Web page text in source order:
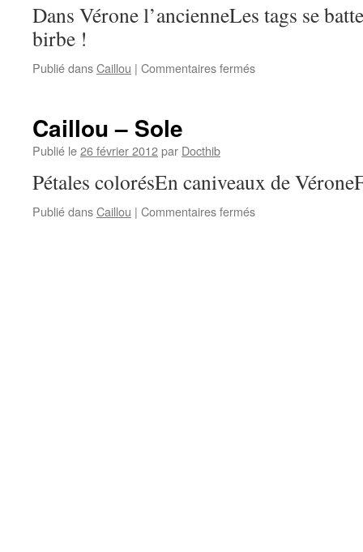
Dans Vérone l’ancienneLes tags se
birbe !
Publié dansCaillou | Commentaires ferméssur
Caillou – Sole
Publié le26 février 2012par Docthib
Pétales colorésEn caniveaux de
Publié dansCaillou | Commentaires ferméssur